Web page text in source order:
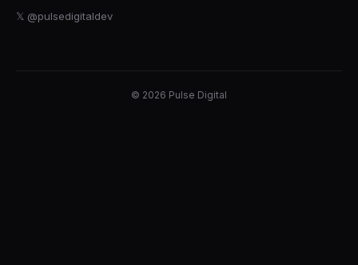
𝕏 @pulsedigitaldev
© 2026 Pulse Digital